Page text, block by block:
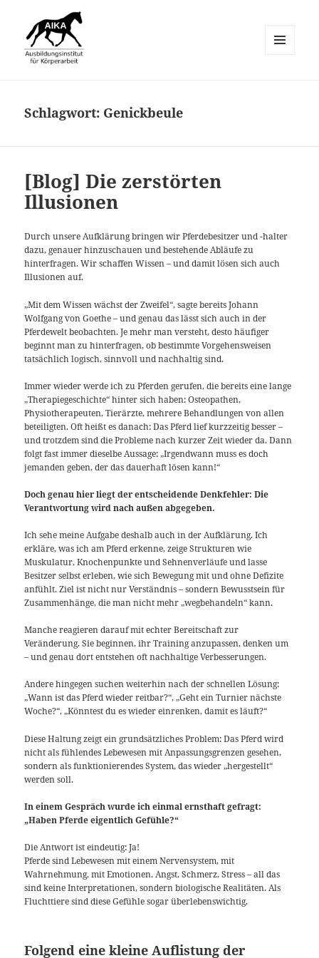
Schlagwort: Genickbeule
[Blog] Die zerstörten
Illusionen
Durch unsere Aufklärung bringen wir Pferdebesitzer und -halter
dazu, genauer hinzuschauen und bestehende Abläufe zu
hinterfragen. Wir schaffen Wissen – und damit lösen sich auch
Illusionen auf.
„Mit dem Wissen wächst der Zweifel“, sagte bereits Johann
Wolfgang von Goethe – und genau das lässt sich auch in der
Pferdewelt beobachten. Je mehr man versteht, desto häufiger
beginnt man zu hinterfragen, ob bestimmte Vorgehensweisen
tatsächlich logisch, sinnvoll und nachhaltig sind.
Immer wieder werde ich zu Pferden gerufen, die bereits eine lange
„Therapiegeschichte“ hinter sich haben: Osteopathen,
Physiotherapeuten, Tierärzte, mehrere Behandlungen von allen
beteiligten. Oft heißt es danach: Das Pferd lief kurzzeitig besser –
und trotzdem sind die Probleme nach kurzer Zeit wieder da. Dann
folgt fast immer dieselbe Aussage: „Irgendwann muss es doch
jemanden geben, der das dauerhaft lösen kann!“
Doch genau hier liegt der entscheidende Denkfehler: Die
Verantwortung wird nach außen abgegeben.
Ich sehe meine Aufgabe deshalb auch in der Aufklärung. Ich
erkläre, was ich am Pferd erkenne, zeige Strukturen wie
Muskulatur, Knochenpunkte und Sehnenverläufe und lasse
Besitzer selbst erleben, wie sich Bewegung mit und ohne Defizite
anfühlt. Ziel ist nicht nur Verständnis – sondern Bewusstsein für
Zusammenhänge, die man nicht mehr „wegbehandeln“ kann.
Manche reagieren darauf mit echter Bereitschaft zur
Veränderung. Sie beginnen, ihr Training anzupassen, denken um
– und genau dort entstehen oft nachhaltige Verbesserungen.
Andere hingegen suchen weiterhin nach der schnellen Lösung:
„Wann ist das Pferd wieder reitbar?“, „Geht ein Turnier nächste
Woche?“, „Könntest du es wieder einrenken, damit es läuft?“
Diese Haltung zeigt ein grundsätzliches Problem: Das Pferd wird
nicht als fühlendes Lebewesen mit Anpassungsgrenzen gesehen,
sondern als funktionierendes System, das wieder „hergestellt“
werden soll.
In einem Gespräch wurde ich einmal ernsthaft gefragt:
„Haben Pferde eigentlich Gefühle?“
Die Antwort ist eindeutig: Ja!
Pferde sind Lebewesen mit einem Nervensystem, mit
Wahrnehmung, mit Emotionen. Angst, Schmerz, Stress – all das
sind keine Interpretationen, sondern biologische Realitäten. Als
Fluchttiere sind diese Gefühle sogar überlebenswichtig.
Folgend eine kleine Auflistung der